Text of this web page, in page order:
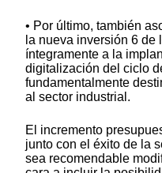
• Por último, también
la nueva inversión 6 de
íntegramente a la
digitalización del ciclo
fundamentalmente
al sector industrial.
El incremento
junto con el éxito de la
sea recomendable